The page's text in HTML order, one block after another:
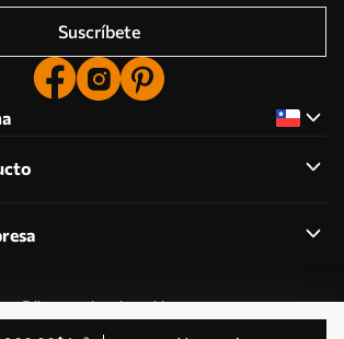
Suscríbete
Editar permisos de cookies
. Todos los derechos reservados.